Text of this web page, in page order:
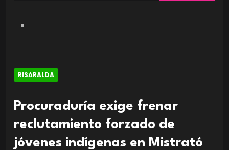
RISARALDA
Procuraduría exige frenar
reclutamiento forzado de
jóvenes indígenas en Mistrató